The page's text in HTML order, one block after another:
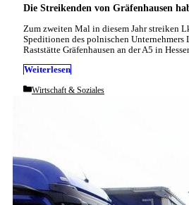
Die Streikenden von Gräfenhausen
Zum zweiten Mal in diesem Jahr streiken
Speditionen des polnischen Unternehmers
Raststätte Gräfenhausen an der A5 in
Weiterlesen
Categories
Wirtschaft & Soziales